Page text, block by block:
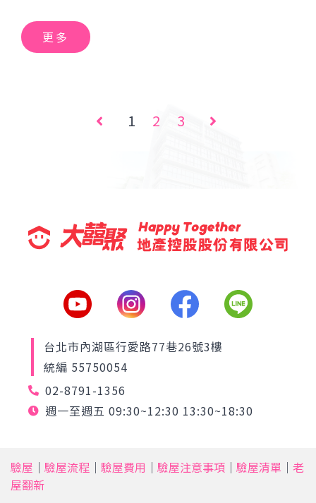
更多
1 2 3
台北市內湖區行愛路77巷26號3樓
統編 55750054
02-8791-1356
週一至週五 09:30~12:30 13:30~18:30
驗屋 ｜ 驗屋流程 ｜ 驗屋費用 ｜ 驗屋注意事項 ｜ 驗屋清單 ｜ 老
屋翻新